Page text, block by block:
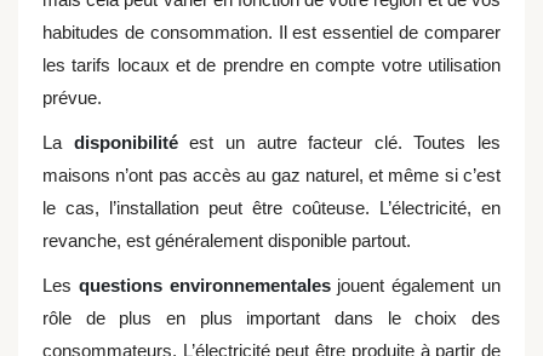
habitudes de consommation. Il est essentiel de comparer
les tarifs locaux et de prendre en compte votre utilisation
prévue.
La disponibilitéest un autre facteur clé. Toutes les
maisons n’ont pas accès au gaz naturel, et même si c’est
le cas, l’installation peut être coûteuse. L’électricité, en
revanche, est généralement disponible partout.
Les questions environnementalesjouent également un
rôle de plus en plus important dans le choix des
consommateurs. L’électricité peut être produite à partir de